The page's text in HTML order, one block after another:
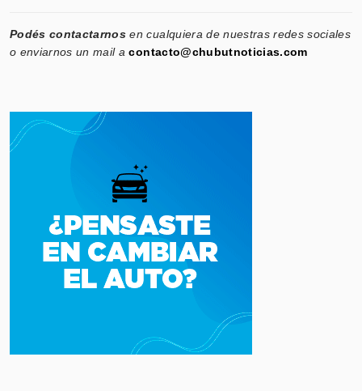
Podés contactarnos en cualquiera de nuestras redes sociales
o enviarnos un mail acontacto@chubutnoticias.com